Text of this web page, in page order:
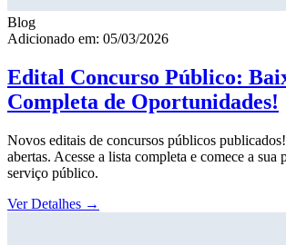
Blog
Adicionado em: 05/03/2026
Edital Concurso Público:
Completa de Oportunidades!
Novos editais de concursos públicos
abertas. Acesse a lista completa e comece a sua
serviço público.
Ver Detalhes →